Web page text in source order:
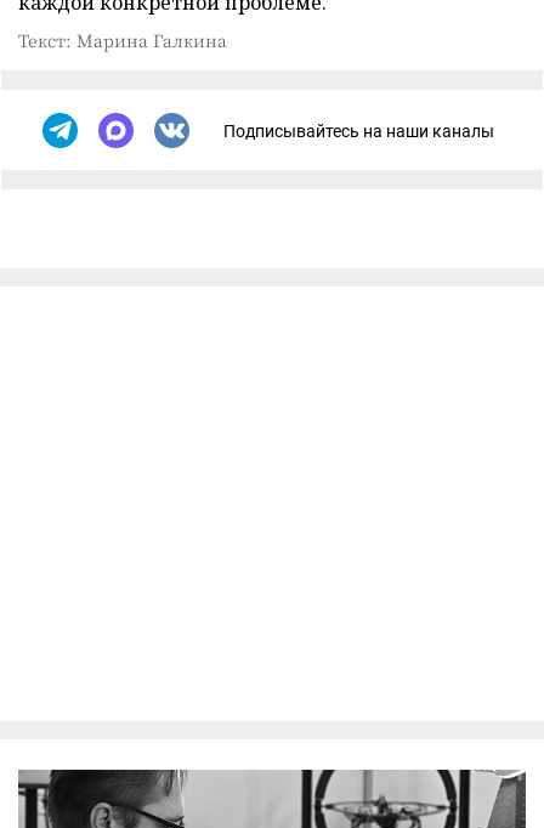
Текст: Марина Галкина
Подписывайтесь на наши каналы